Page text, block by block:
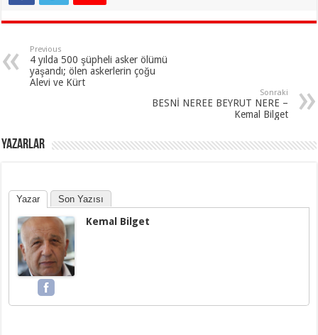
Previous
4 yılda 500 şüpheli asker ölümü
yaşandı; ölen askerlerin çoğu
Alevi ve Kürt
Sonraki
BESNİ NEREE BEYRUT NERE –
Kemal Bilget
YAZARLAR
Yazar Son Yazısı
Kemal Bilget